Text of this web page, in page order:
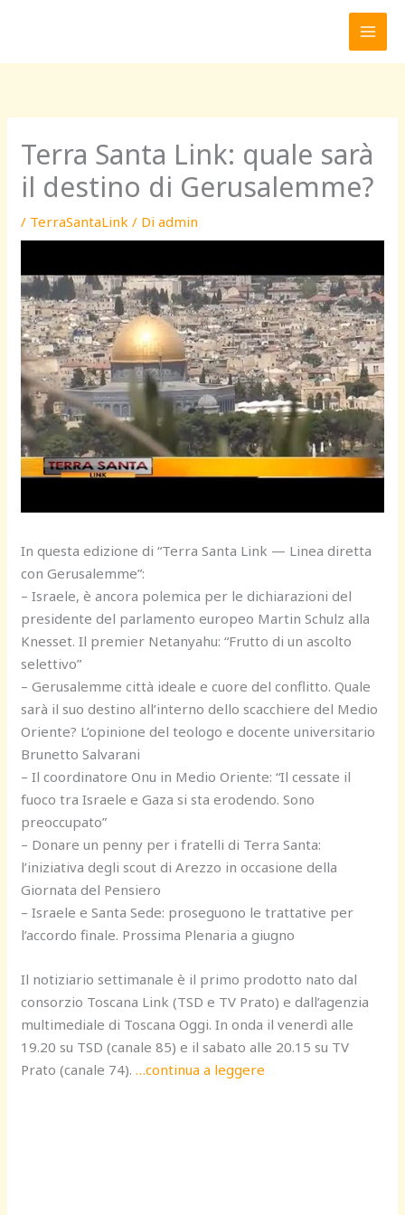
Terra Santa Link: quale sarà
il destino di Gerusalemme?
/ TerraSantaLink / Diadmin
In questa edizione di “Terra Santa Link — Linea diretta
con Gerusalemme”:
– Israele, è ancora polemica per le dichiarazioni del
presidente del parlamento europeo Martin Schulz alla
Knesset. Il premier Netanyahu: “Frutto di un ascolto
selettivo”
– Gerusalemme città ideale e cuore del conflitto. Quale
sarà il suo destino all’interno dello scacchiere del Medio
Oriente? L’opinione del teologo e docente universitario
Brunetto Salvarani
– Il coordinatore Onu in Medio Oriente: “Il cessate il
fuoco tra Israele e Gaza si sta erodendo. Sono
preoccupato”
– Donare un penny per i fratelli di Terra Santa:
l’iniziativa degli scout di Arezzo in occasione della
Giornata del Pensiero
– Israele e Santa Sede: proseguono le trattative per
l’accordo finale. Prossima Plenaria a giugno
Il notiziario settimanale è il primo prodotto nato dal
consorzio Toscana Link (TSD e TV Prato) e dall’agenzia
multimediale di Toscana Oggi. In onda il venerdì alle
19.20 su TSD (canale 85) e il sabato alle 20.15 su TV
Prato (canale 74).…continua a leggere